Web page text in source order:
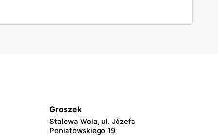
Groszek
Stalowa Wola, ul. Józefa
Poniatowskiego 19